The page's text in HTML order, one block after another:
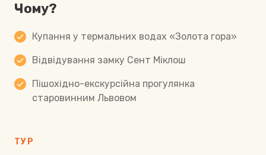
Чому?
Купання у термальних водах «Золота гора»
Відвідування замку Сент Міклош
Пішохідно-екскурсійна прогулянка
старовинним Львовом
ТУР